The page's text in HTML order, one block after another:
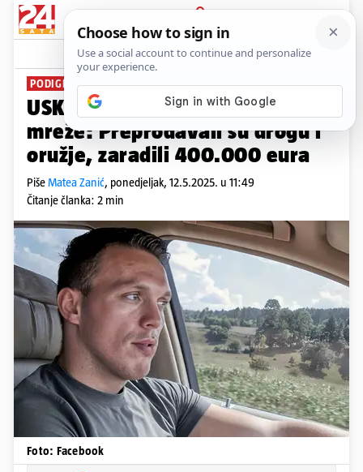
PRIJAVA
News Komentari
PODIGNULI OPTUŽNICU
USKOK optužio ljude iz Cezarove
mreže: Preprodavali su drogu i
oružje, zaradili 400.000 eura
PišeMatea Zanić, ponedjeljak, 12.5.2025. u 11:49
Čitanje članka: 2 min
Foto: Facebook